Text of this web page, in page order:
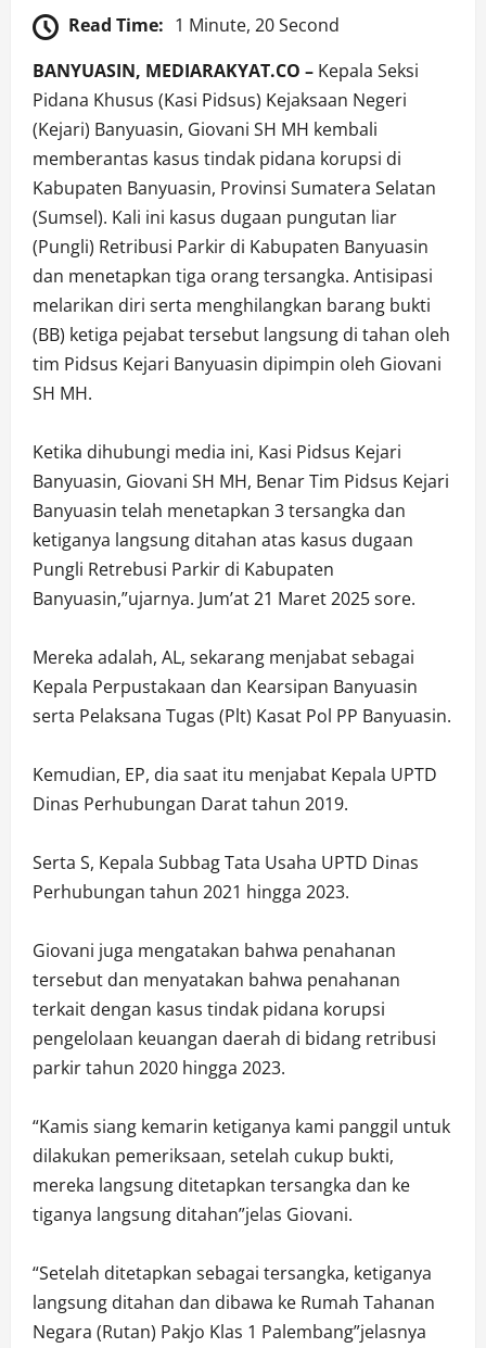
Read Time: 1 Minute, 20 Second
BANYUASIN, MEDIARAKYAT.CO – Kepala Seksi
Pidana Khusus (Kasi Pidsus) Kejaksaan Negeri
(Kejari) Banyuasin, Giovani SH MH kembali
memberantas kasus tindak pidana korupsi di
Kabupaten Banyuasin, Provinsi Sumatera Selatan
(Sumsel). Kali ini kasus dugaan pungutan liar
(Pungli) Retribusi Parkir di Kabupaten Banyuasin
dan menetapkan tiga orang tersangka. Antisipasi
melarikan diri serta menghilangkan barang bukti
(BB) ketiga pejabat tersebut langsung di tahan oleh
tim Pidsus Kejari Banyuasin dipimpin oleh Giovani
SH MH.
Ketika dihubungi media ini, Kasi Pidsus Kejari
Banyuasin, Giovani SH MH, Benar Tim Pidsus Kejari
Banyuasin telah menetapkan 3 tersangka dan
ketiganya langsung ditahan atas kasus dugaan
Pungli Retrebusi Parkir di Kabupaten
Banyuasin,”ujarnya. Jum’at 21 Maret 2025 sore.
Mereka adalah, AL, sekarang menjabat sebagai
Kepala Perpustakaan dan Kearsipan Banyuasin
serta Pelaksana Tugas (Plt) Kasat Pol PP Banyuasin.
Kemudian, EP, dia saat itu menjabat Kepala UPTD
Dinas Perhubungan Darat tahun 2019.
Serta S, Kepala Subbag Tata Usaha UPTD Dinas
Perhubungan tahun 2021 hingga 2023.
Giovani juga mengatakan bahwa penahanan
tersebut dan menyatakan bahwa penahanan
terkait dengan kasus tindak pidana korupsi
pengelolaan keuangan daerah di bidang retribusi
parkir tahun 2020 hingga 2023.
“Kamis siang kemarin ketiganya kami panggil untuk
dilakukan pemeriksaan, setelah cukup bukti,
mereka langsung ditetapkan tersangka dan ke
tiganya langsung ditahan”jelas Giovani.
“Setelah ditetapkan sebagai tersangka, ketiganya
langsung ditahan dan dibawa ke Rumah Tahanan
Negara (Rutan) Pakjo Klas 1 Palembang”jelasnya